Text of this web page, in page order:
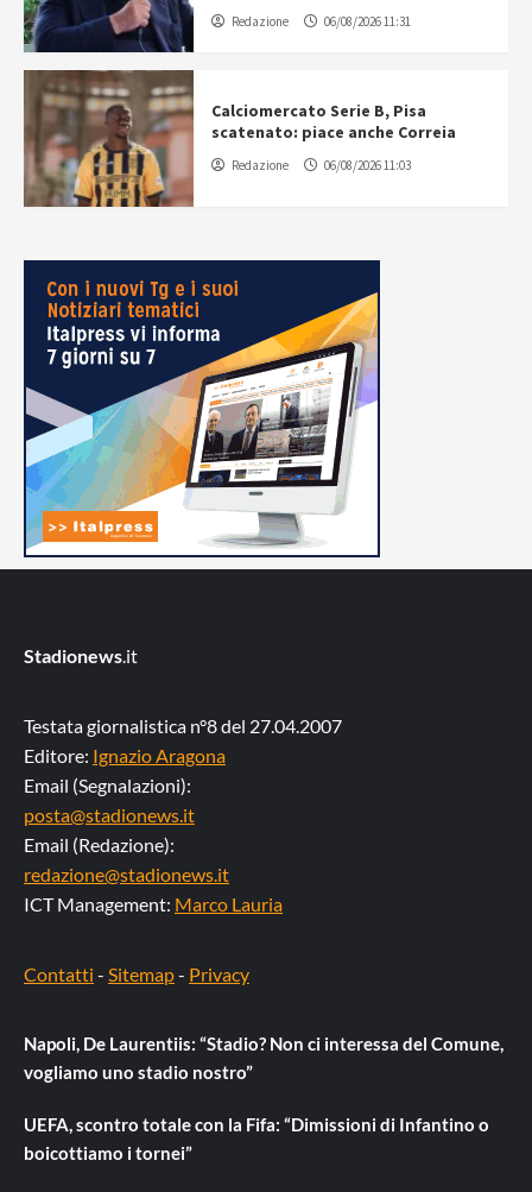
Redazione 06/08/2026 11:31
Calciomercato Serie B, Pisa
scatenato: piace anche Correia
Redazione 06/08/2026 11:03
Stadionews .it
Testata giornalistica n°8 del 27.04.2007
Editore: Ignazio Aragona
Email (Segnalazioni):
posta@stadionews.it
Email (Redazione):
redazione@stadionews.it
ICT Management: Marco Lauria
Contatti - Sitemap- Privacy
Napoli, De Laurentiis: “Stadio? Non ci interessa del Comune,
vogliamo uno stadio nostro”
UEFA, scontro totale con la Fifa: “Dimissioni di Infantino o
boicottiamo i tornei”